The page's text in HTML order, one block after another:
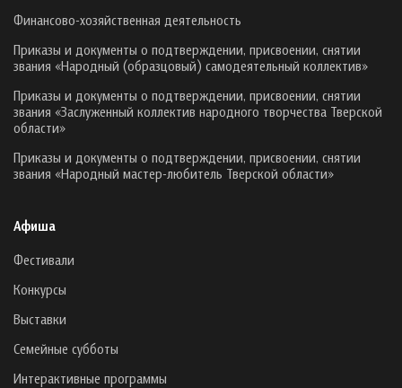
Финансово-хозяйственная деятельность
Приказы и документы о подтверждении, присвоении, снятии
звания «Народный (образцовый) самодеятельный коллектив»
Приказы и документы о подтверждении, присвоении, снятии
звания «Заслуженный коллектив народного творчества Тверской
области»
Приказы и документы о подтверждении, присвоении, снятии
звания «Народный мастер-любитель Тверской области»
Афиша
Фестивали
Конкурсы
Выставки
Семейные субботы
Интерактивные программы